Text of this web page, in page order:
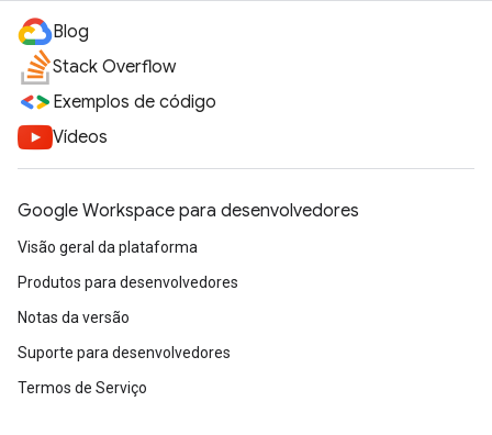
Blog
Stack Overflow
Exemplos de código
Vídeos
Google Workspace para desenvolvedores
Visão geral da plataforma
Produtos para desenvolvedores
Notas da versão
Suporte para desenvolvedores
Termos de Serviço